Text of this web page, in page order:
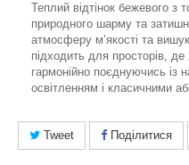
Теплий відтінок бежевого з
природного шарму та
атмосферу м’якості та
підходить для просторів, де
гармонійно поєднуючись із
освітленням і класичними
Tweet Поділитися